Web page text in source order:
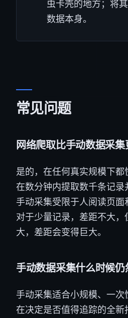
虫卡壳的地方；将
数据本身。
常见问题
网络爬取比手动数据采集
是的，在任何真实规模下
在数分钟内提取数千条记
手动采集受限于人阅读页面
对于少量记录，差距不大
大，差距会变得巨大。
手动数据采集什么时候仍
手动采集适合小规模、一
在决定是否值得追踪的全